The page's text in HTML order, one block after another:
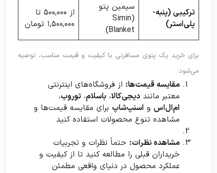
ترکیبی (پنبه-
پلی‌استر)
سیمین پتو
(Simin
Blanket)
از ۵۰۰,۰۰۰ تا
۱,۵۰۰,۰۰۰ تومان
برای خرید یک پتوی مسافرتی با کیفیت و قیمت مناسب، توصیه
می‌شود:
مقایسه قیمت‌ها: از فروشگاه‌های اینترنتی
معتبر مانند دیجی‌کالا، باسلام، توروب،
ام‌ال‌اس و اسنپ‌شاپ برای مقایسه قیمت‌ها و
مشاهده تنوع محصولات استفاده کنید
مشاهده نظرات: حتماً نظرات و تجربیات
خریداران قبلی را مطالعه کنید تا از کیفیت و
عملکرد محصول در دنیای واقعی مطمئن